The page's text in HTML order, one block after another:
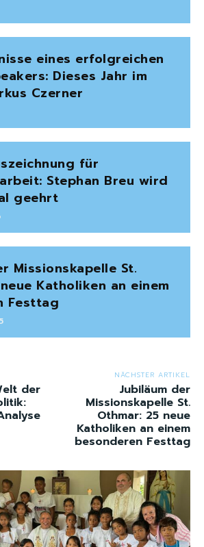
eines erfolgreichen
Dieses Jahr im
Czerner
für
Stephan Breu wird
geehrt
Missionskapelle St.
Katholiken an einem
Festtag
der
NÄCHSTER ARTIKEL
Jubiläum der
Missionskapelle St.
Othmar: 25 neue
Katholiken an einem
besonderen Festtag